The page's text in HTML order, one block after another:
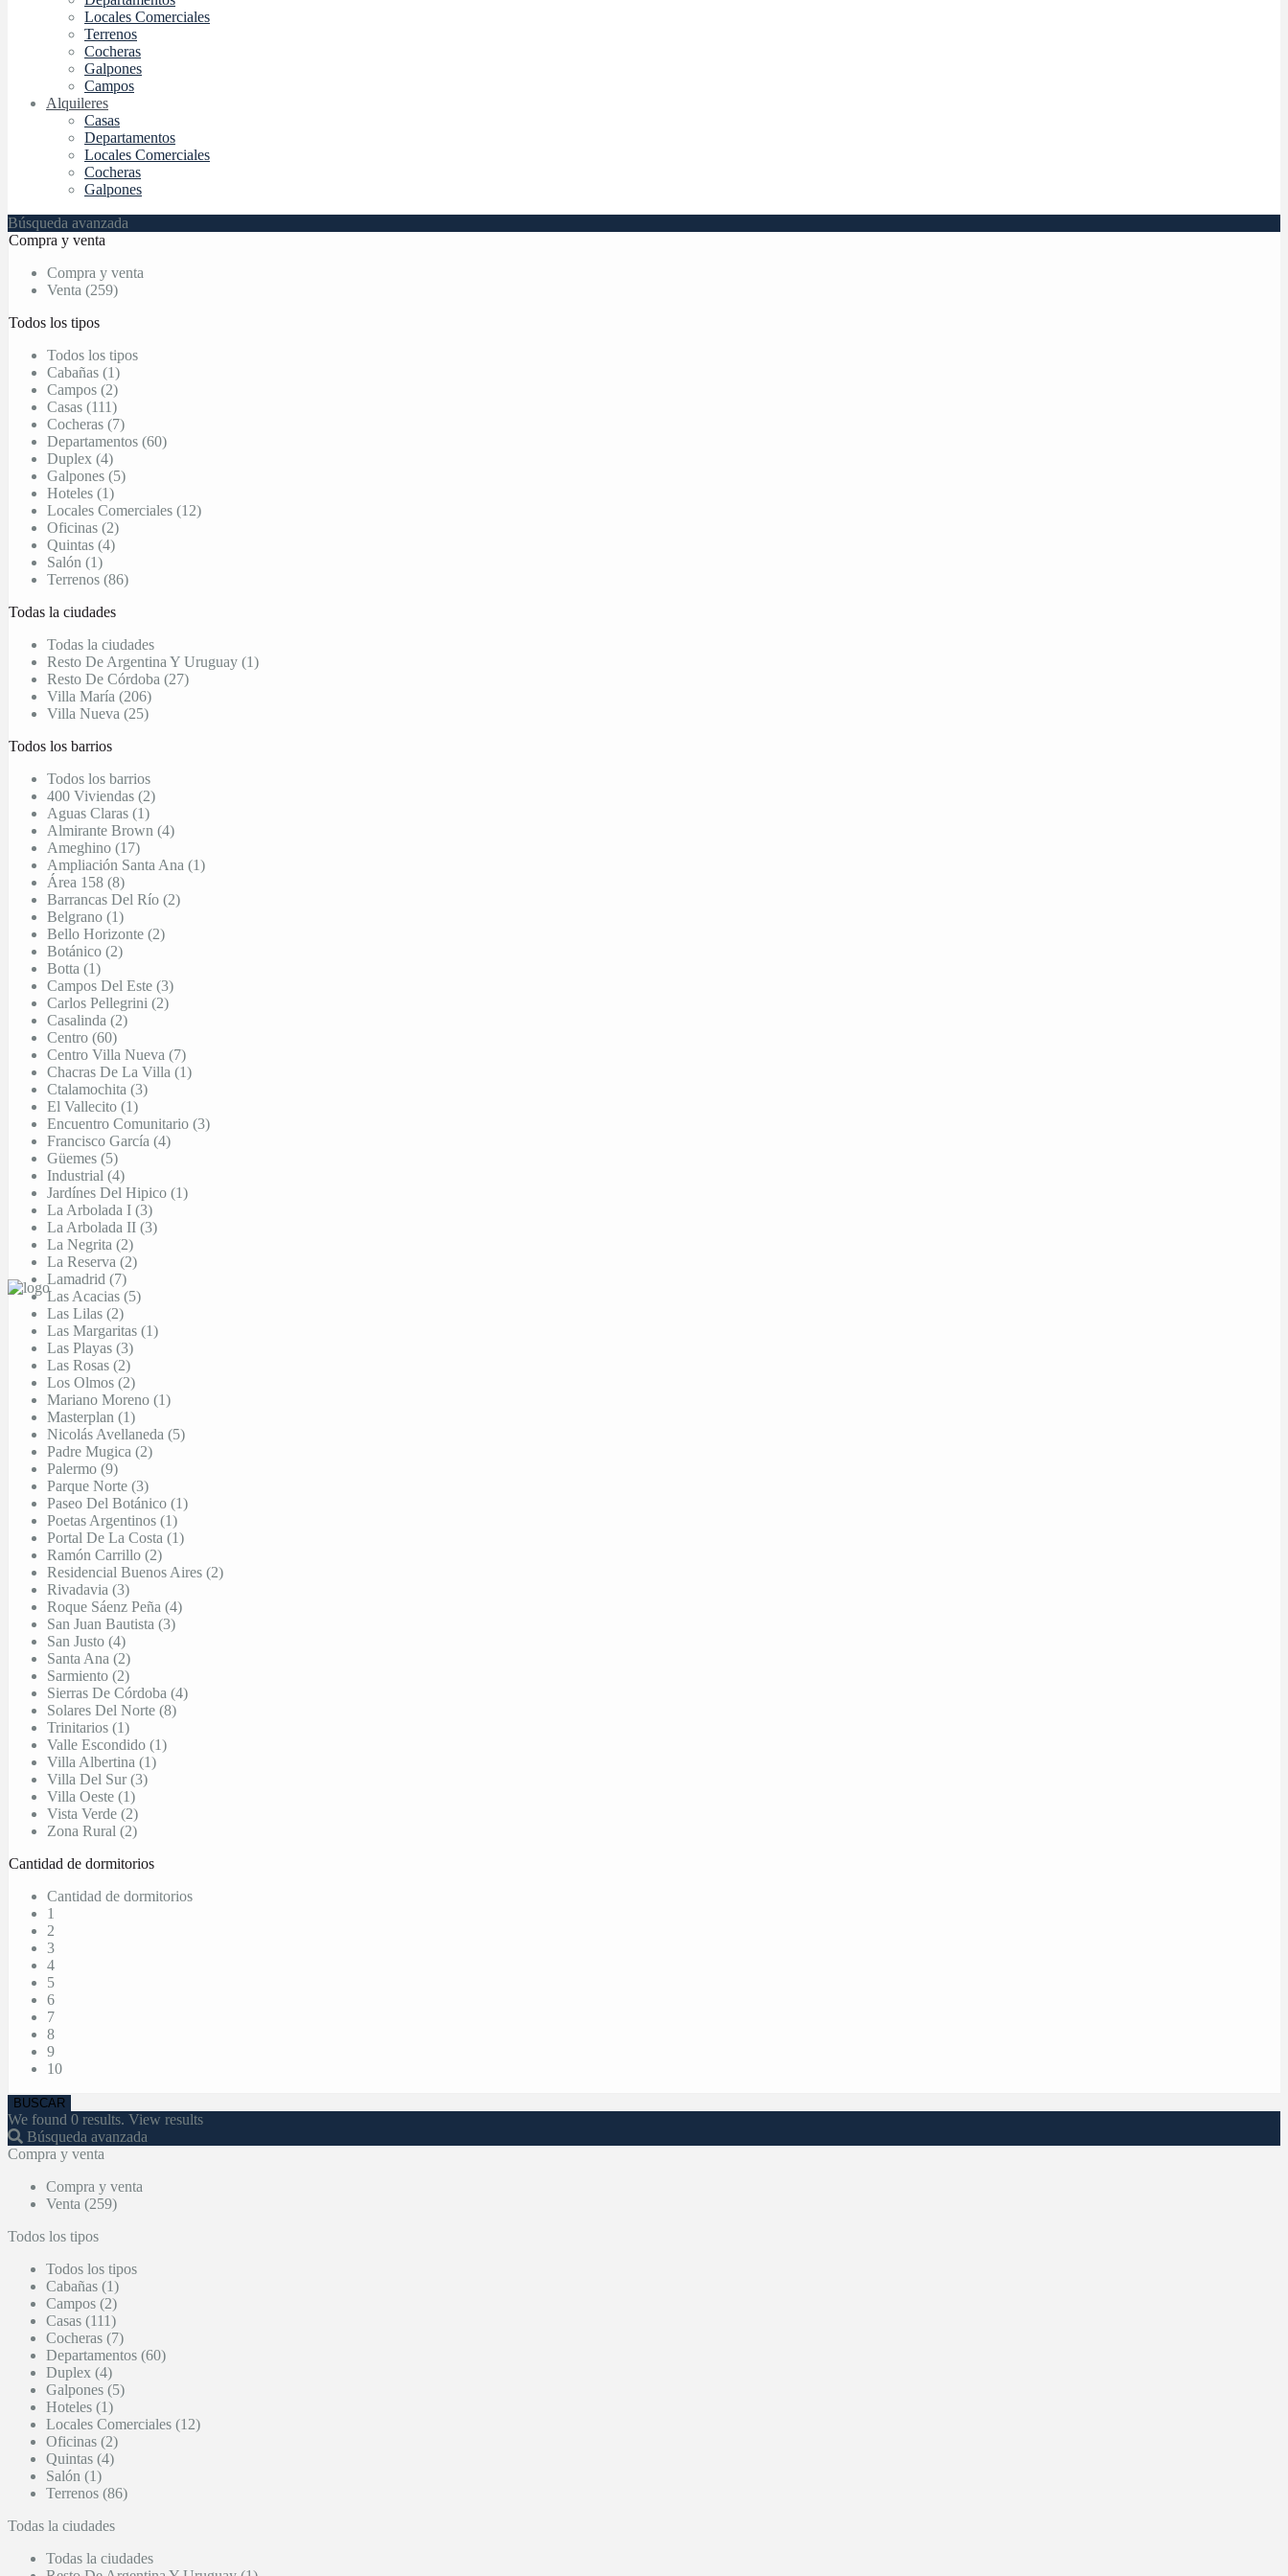
Locales Comerciales
Terrenos
Cocheras
Galpones
Campos
Alquileres
Casas
Departamentos
Locales Comerciales
Cocheras
Galpones
Búsqueda avanzada
Compra y venta
Compra y venta
Venta (259)
Todos los tipos
Todos los tipos
Cabañas (1)
Campos (2)
Casas (111)
Cocheras (7)
Departamentos (60)
Duplex (4)
Galpones (5)
Hoteles (1)
Locales Comerciales (12)
Oficinas (2)
Quintas (4)
Salón (1)
Terrenos (86)
Todas la ciudades
Todas la ciudades
Resto De Argentina Y Uruguay (1)
Resto De Córdoba (27)
Villa María (206)
Villa Nueva (25)
Todos los barrios
Todos los barrios
400 Viviendas (2)
Aguas Claras (1)
Almirante Brown (4)
Ameghino (17)
Ampliación Santa Ana (1)
Área 158 (8)
Barrancas Del Río (2)
Belgrano (1)
Bello Horizonte (2)
Botánico (2)
Botta (1)
Campos Del Este (3)
Carlos Pellegrini (2)
Casalinda (2)
Centro (60)
Centro Villa Nueva (7)
Chacras De La Villa (1)
Ctalamochita (3)
El Vallecito (1)
Encuentro Comunitario (3)
Francisco García (4)
Güemes (5)
Industrial (4)
Jardínes Del Hipico (1)
La Arbolada I (3)
La Arbolada II (3)
La Negrita (2)
La Reserva (2)
Lamadrid (7)
Las Acacias (5)
Las Lilas (2)
Las Margaritas (1)
Las Playas (3)
Las Rosas (2)
Los Olmos (2)
Mariano Moreno (1)
Masterplan (1)
Nicolás Avellaneda (5)
Padre Mugica (2)
Palermo (9)
Parque Norte (3)
Paseo Del Botánico (1)
Poetas Argentinos (1)
Portal De La Costa (1)
Ramón Carrillo (2)
Residencial Buenos Aires (2)
Rivadavia (3)
Roque Sáenz Peña (4)
San Juan Bautista (3)
San Justo (4)
Santa Ana (2)
Sarmiento (2)
Sierras De Córdoba (4)
Solares Del Norte (8)
Trinitarios (1)
Valle Escondido (1)
Villa Albertina (1)
Villa Del Sur (3)
Villa Oeste (1)
Vista Verde (2)
Zona Rural (2)
Cantidad de dormitorios
Cantidad de dormitorios
1
2
3
4
5
6
7
8
9
10
We found 0 results. View results
Búsqueda avanzada
Compra y venta
Compra y venta
Venta (259)
Todos los tipos
Todos los tipos
Cabañas (1)
Campos (2)
Casas (111)
Cocheras (7)
Departamentos (60)
Duplex (4)
Galpones (5)
Hoteles (1)
Locales Comerciales (12)
Oficinas (2)
Quintas (4)
Salón (1)
Terrenos (86)
Todas la ciudades
Todas la ciudades